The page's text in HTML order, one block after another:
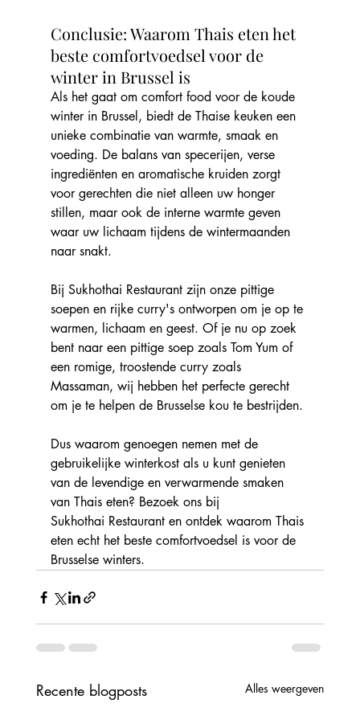
Conclusie: Waarom Thais eten het
beste comfortvoedsel voor de
winter in Brussel is
Als het gaat om comfort food voor de koude
winter in Brussel, biedt de Thaise keuken een
unieke combinatie van warmte, smaak en
voeding. De balans van specerijen, verse
ingrediënten en aromatische kruiden zorgt
voor gerechten die niet alleen uw honger
stillen, maar ook de interne warmte geven
waar uw lichaam tijdens de wintermaanden
naar snakt.
Bij Sukhothai Restaurant zijn onze pittige
soepen en rijke curry's ontworpen om je op te
warmen, lichaam en geest. Of je nu op zoek
bent naar een pittige soep zoals Tom Yum of
een romige, troostende curry zoals
Massaman, wij hebben het perfecte gerecht
om je te helpen de Brusselse kou te bestrijden.
Dus waarom genoegen nemen met de
gebruikelijke winterkost als u kunt genieten
van de levendige en verwarmende smaken
van Thais eten? Bezoek ons bij
Sukhothai Restaurant en ontdek waarom Thais
eten echt het beste comfortvoedsel is voor de
Brusselse winters.
Recente blogposts Alles weergeven